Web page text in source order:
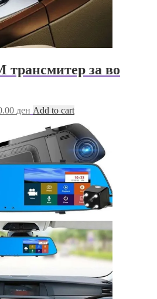
трансмитер за во
ден.
ден Current
is:
460.00 ден.
Add to cart